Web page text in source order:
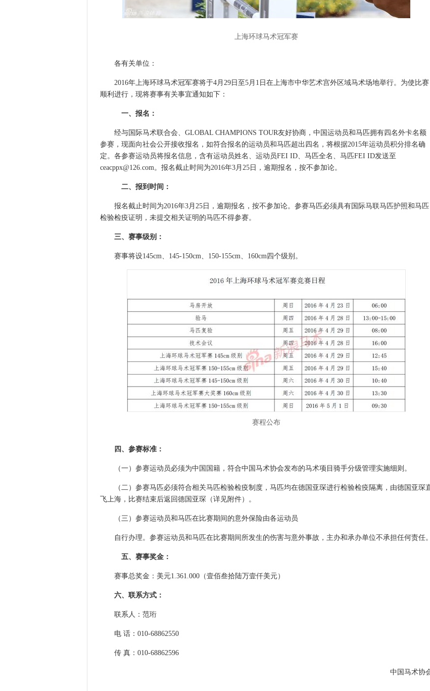
上海环球马术冠军赛
各有关单位：
2016年上海环球马术冠军赛将于4月29日至5月1日在上海市中华艺术宫外区域马术场地举行。为使比赛
顺利进行，现将赛事有关事宜通知如下：
一、报名：
经与国际马术联合会、GLOBAL CHAMPIONS TOUR友好协商，中国运动员和马匹拥有四名外卡名额
参赛，现面向社会公开接收报名，如符合报名的运动员和马匹超出四名，将根据2015年运动员积分排名确
定。各参赛运动员将报名信息，含有运动员姓名、运动员FEI ID、马匹全名、马匹FEI ID发送至
ceacppx@126.com。报名截止时间为2016年3月25日，逾期报名，按不参加论。
二、报到时间：
报名截止时间为2016年3月25日，逾期报名，按不参加论。参赛马匹必须具有国际马联马匹护照和马匹
检验检疫证明，未提交相关证明的马匹不得参赛。
三、赛事级别：
赛事将设145cm、145-150cm、150-155cm、160cm四个级别。
赛程公布
四、参赛标准：
（一）参赛运动员必须为中国国籍，符合中国马术协会发布的马术项目骑手分级管理实施细则。
（二）参赛马匹必须符合相关马匹检验检疫制度，马匹均在德国亚琛进行检验检疫隔离，由德国亚琛
飞上海，比赛结束后返回德国亚琛（详见附件）。
（三）参赛运动员和马匹在比赛期间的意外保险由各运动员
自行办理。参赛运动员和马匹在比赛期间所发生的伤害与意外事故，主办和承办单位不承担任何责任。
五、赛事奖金：
赛事总奖金：美元1.361.000（壹佰叁拾陆万壹仟美元）
六、联系方式：
联系人：范珩
电 话：010-68862550
传 真：010-68862596
中国马术协